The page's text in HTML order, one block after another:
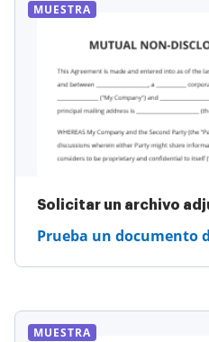
MUESTRA
Solicitar un archivo
Prueba un documento
MUESTRA